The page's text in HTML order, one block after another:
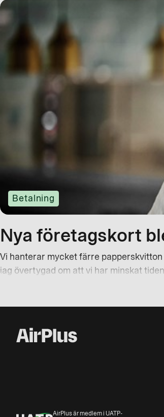
Betalning
Nya företagskort
Vi hanterar mycket färre
jag övertygad om att vi har minskat
AirPlus är medlem i UATP-